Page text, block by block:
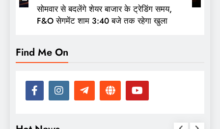
सोमवार से बदलेंगे शेयर बाजार के ट्रेडिंग समय,
F&O सेगमेंट शाम 3:40 बजे तक रहेगा खुला
Find Me On